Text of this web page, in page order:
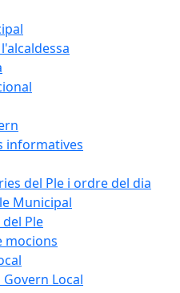
informatives
del Ple i ordre del dia
Municipal
Ple
mocions
Govern Local